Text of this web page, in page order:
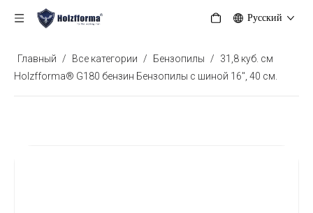
Pусский
Главный / Все категории / Бензопилы /
31,8 куб. см
Holzfforma® G180 бензин Бензопилы с шиной 16", 40 см.